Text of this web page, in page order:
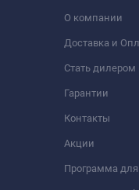
О компании
Доставка и
Стать дилером
Гарантии
Контакты
Акции
Программа